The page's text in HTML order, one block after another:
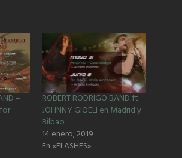
–
ROBERT RODRIGO BAND ft.
JOHNNY GIOELI en Madrid y
Bilbao
14 enero, 2019
En «FLASHES»